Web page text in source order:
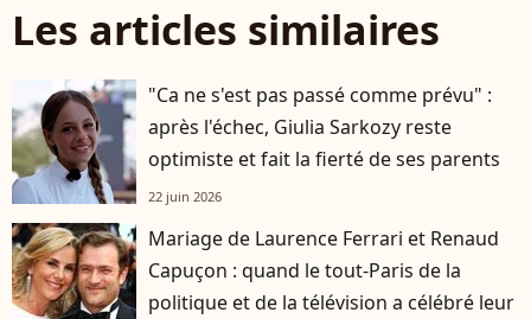
Les articles similaires
"Ca ne s'est pas passé comme prévu" :
après l'échec, Giulia Sarkozy reste
optimiste et fait la fierté de ses parents
22 juin 2026
Mariage de Laurence Ferrari et Renaud
Capuçon : quand le tout-Paris de la
politique et de la télévision a célébré leur